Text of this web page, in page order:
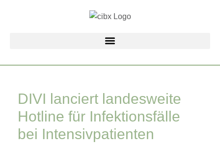
DIVI lanciert landesweite
Hotline für Infektionsfälle
bei Intensivpatienten